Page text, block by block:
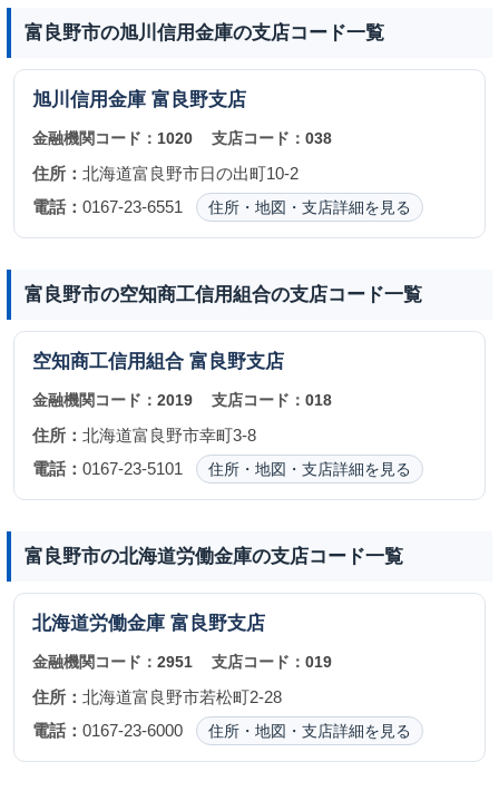
富良野市の旭川信用金庫の支店コード一覧
旭川信用金庫 富良野支店
金融機関コード： 1020 支店コード：038
住所： 北海道富良野市日の出町10-2
電話： 0167-23-6551 住所・地図・支店詳細を見る
富良野市の空知商工信用組合の支店コード一覧
空知商工信用組合 富良野支店
金融機関コード： 2019 支店コード：018
住所： 北海道富良野市幸町3-8
電話： 0167-23-5101 住所・地図・支店詳細を見る
富良野市の北海道労働金庫の支店コード一覧
北海道労働金庫 富良野支店
金融機関コード： 2951 支店コード：019
住所： 北海道富良野市若松町2-28
電話： 0167-23-6000 住所・地図・支店詳細を見る